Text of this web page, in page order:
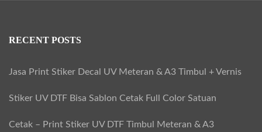
RECENT POSTS
Jasa Print Stiker Decal UV Meteran & A3 Timbul + Vernis
Stiker UV DTF Bisa Sablon Cetak Full Color Satuan
Cetak – Print Stiker UV DTF Timbul Meteran & A3